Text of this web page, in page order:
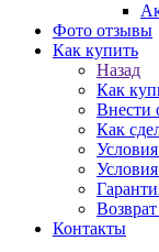
Фото отзывы
Как купить
Назад
Как
Внести
Как
Контакты